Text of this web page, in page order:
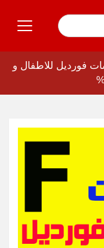
فورديل للاطفال و